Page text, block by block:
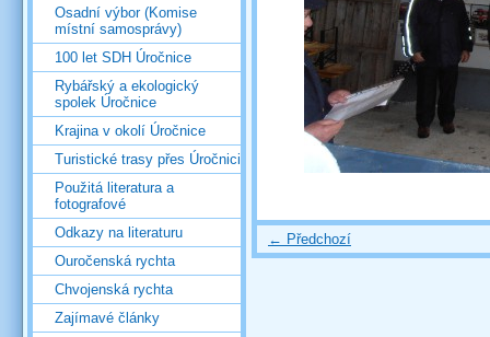
← Předchozí
Osadní výbor (Komise
místní samosprávy)
100 let SDH Úročnice
Rybářský a ekologický
spolek Úročnice
Krajina v okolí Úročnice
Turistické trasy přes Úročnici
Použitá literatura a
fotografové
Odkazy na literaturu
Ouročenská rychta
Chvojenská rychta
Zajímavé články